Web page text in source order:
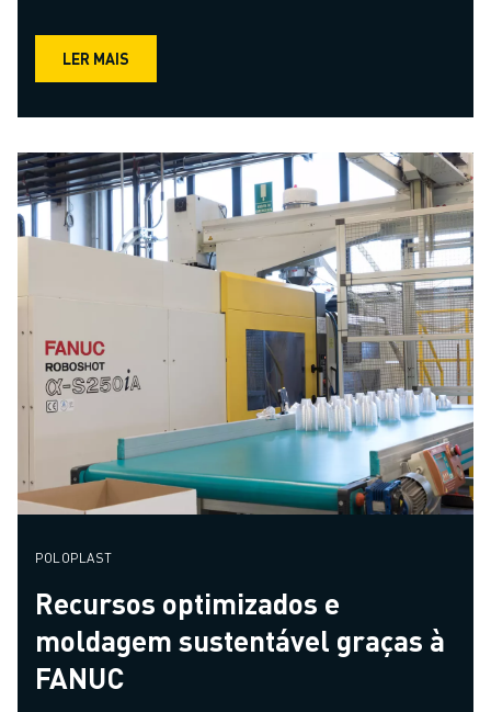
LER MAIS
POLOPLAST
Recursos optimizados e
moldagem sustentável graças à
FANUC